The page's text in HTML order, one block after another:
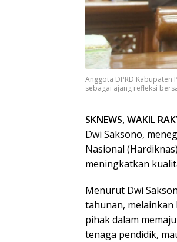
Anggota DPRD Kabupaten
sebagai ajang refleksi
SKNEWS, WAKIL
Dwi Saksono,
Nasional
meningkatkan
Menurut Dwi
tahunan, melainkan
pihak dalam
tenaga pendidik,